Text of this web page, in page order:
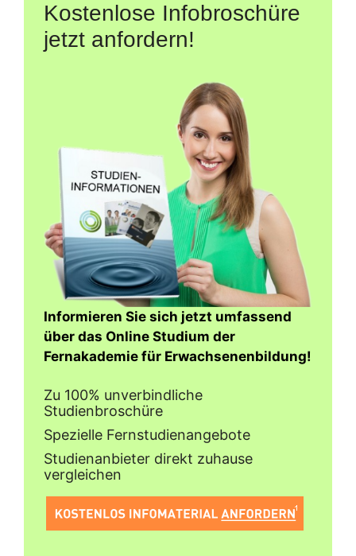
Kostenlose Infobroschüre
jetzt anfordern!
Informieren Sie sich jetzt umfassend
über das Online Studium der
Fernakademie für Erwachsenenbildung!
Zu 100% unverbindliche
Studienbroschüre
Spezielle Fernstudienangebote
Studienanbieter direkt zuhause
vergleichen